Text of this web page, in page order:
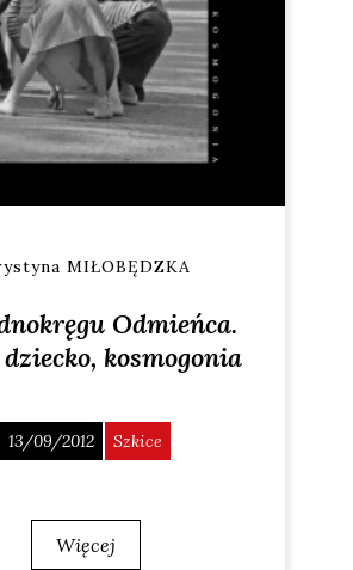
MIŁOBĘDZKA
Odmieńca.
kosmogonia
13/09/2012 Szkice
Więcej